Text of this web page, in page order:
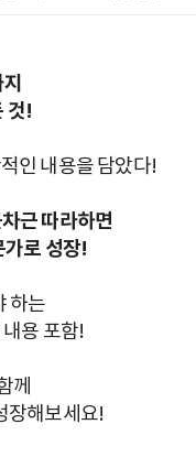
것!
인 내용을 담았다!
근 따라하면
로 성장!
하는
용 포함!
께
장해보세요!